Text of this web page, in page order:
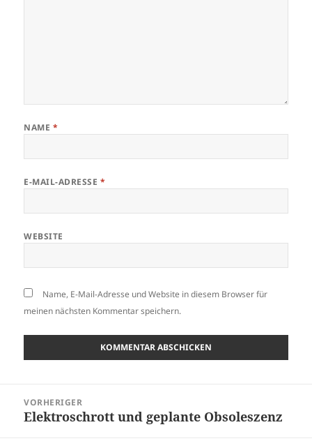
NAME *
E-MAIL-ADRESSE *
WEBSITE
Name, E-Mail-Adresse und Website in diesem Browser für
meinen nächsten Kommentar speichern.
VORHERIGER
Vorheriger
Elektroschrott und geplante Obsoleszenz